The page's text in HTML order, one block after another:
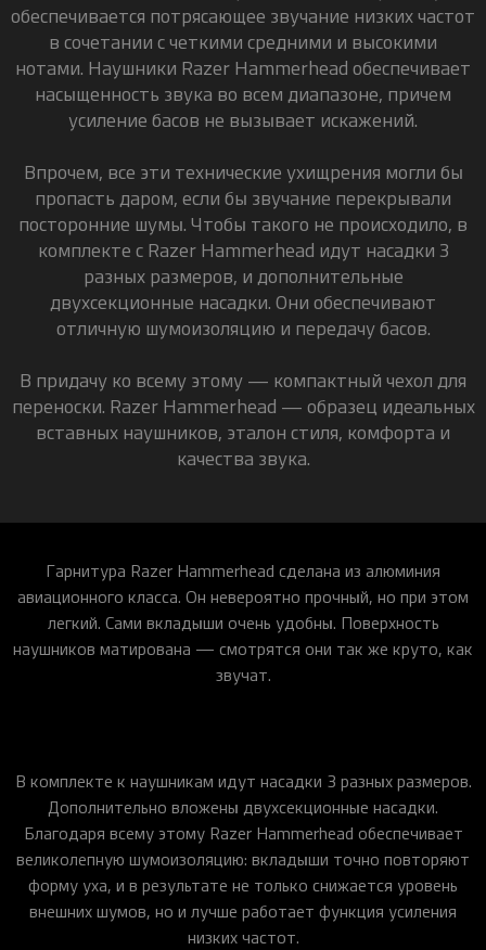
обеспечивается потрясающее звучание низких частот
в сочетании с четкими средними и высокими
нотами. Наушники Razer Hammerhead обеспечивает
насыщенность звука во всем диапазоне, причем
усиление басов не вызывает искажений.
Впрочем, все эти технические ухищрения могли бы
пропасть даром, если бы звучание перекрывали
посторонние шумы. Чтобы такого не происходило, в
комплекте с Razer Hammerhead идут насадки 3
разных размеров, и дополнительные
двухсекционные насадки. Они обеспечивают
отличную шумоизоляцию и передачу басов.
В придачу ко всему этому — компактный чехол для
переноски. Razer Hammerhead — образец идеальных
вставных наушников, эталон стиля, комфорта и
качества звука.
Гарнитура Razer Hammerhead сделана из алюминия
авиационного класса. Он невероятно прочный, но при этом
легкий. Сами вкладыши очень удобны. Поверхность
наушников матирована — смотрятся они так же круто, как
звучат.
В комплекте к наушникам идут насадки 3 разных размеров.
Дополнительно вложены двухсекционные насадки.
Благодаря всему этому Razer Hammerhead обеспечивает
великолепную шумоизоляцию: вкладыши точно повторяют
форму уха, и в результате не только снижается уровень
внешних шумов, но и лучше работает функция усиления
низких частот.